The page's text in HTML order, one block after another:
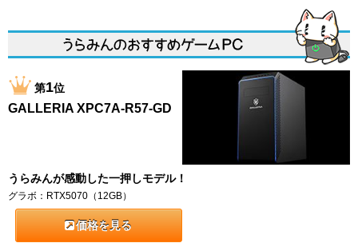
第1位
GALLERIA XPC7A-R57-GD
うらみんが感動した一押しモデル！
グラボ：RTX5070（12GB）
価格を見る